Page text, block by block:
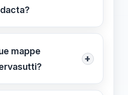
propone due mappe
l’IA: l’arcipelago
descrive il contesto
mappe
+
è l’arcipelago del